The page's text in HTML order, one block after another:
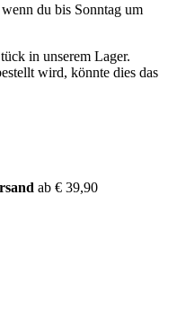
wenn du bis Sonntag um
in unserem Lager.
wird, könnte dies das
ab € 39,90